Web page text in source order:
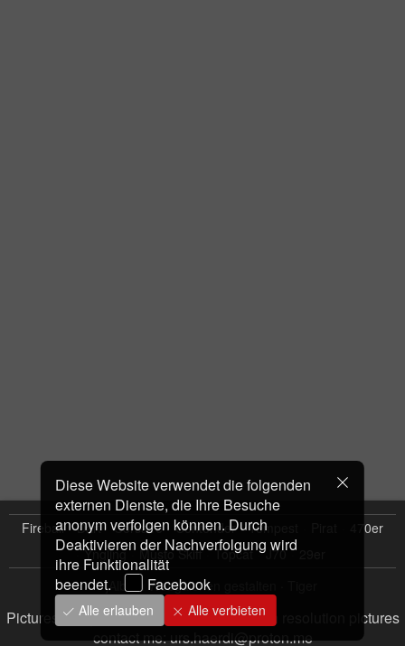
Fireball Dart Corsaire Contender Tempest
470er
Yngling
Musto Skiff Topcat J70
jAlbum Webgalerien gestalten
Pictures Copyright Urs Hardi; For free high resolution pictures
contact me: urs.haerdi@proton.me
Diese Website verwendet die folgenden
externen Dienste, die Ihre Besuche
anonym verfolgen können. Durch
Deaktivieren der Nachverfolgung wird
ihre Funktionalität
beendet.
Facebook
Alle erlauben Alle verbieten